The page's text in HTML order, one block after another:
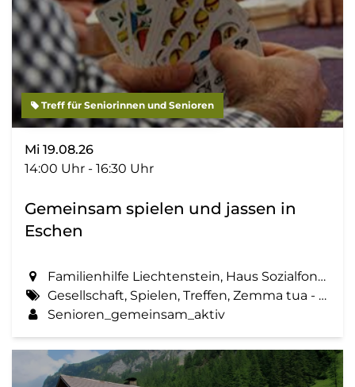
Treff für Seniorinnen und Senioren
Mi 19.08.26
14:00 Uhr - 16:30 Uhr
Gemeinsam spielen und jassen in
Eschen
Familienhilfe Liechtenstein, Haus Sozialfonds, St. Martinsring 73 in Eschen
Gesellschaft, Spielen, Treffen, Zemma tua - Senioren gemeinsam aktiv
Senioren_gemeinsam_aktiv